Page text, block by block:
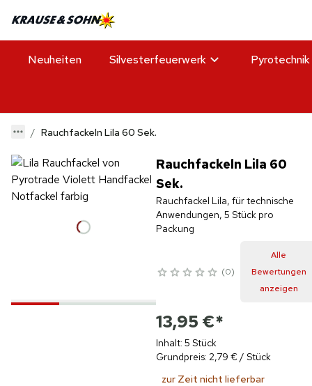
Neuheiten Silvesterfeuerwerk Pyrotechnik
Rauchfackeln Lila 60 Sek.
Rauchfackeln Lila 60
Sek.
Rauchfackel Lila, für technische
Anwendungen, 5 Stück pro
Packung
0
Alle
Bewertungen
anzeigen
13,95 €*
Inhalt: 5 Stück
Grundpreis: 2,79 € / Stück
zur Zeit nicht lieferbar